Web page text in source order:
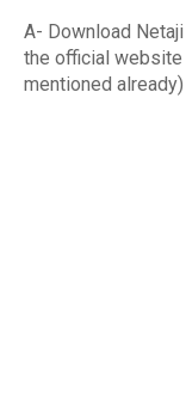
A- Download
the official website
mentioned already)